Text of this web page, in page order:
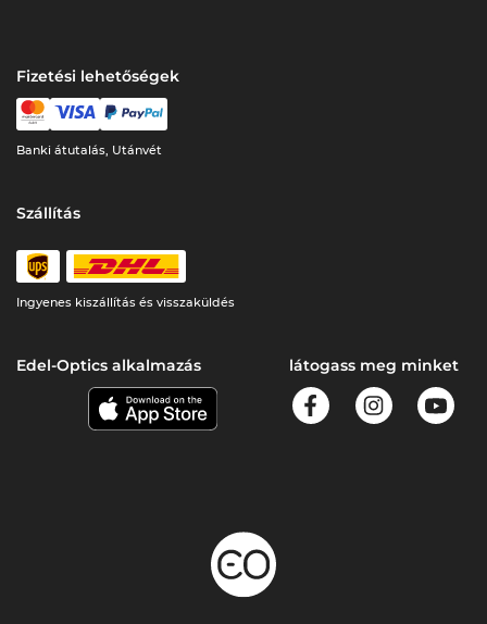
Fizetési lehetőségek
Banki átutalás, Utánvét
Szállítás
Ingyenes kiszállítás és visszaküldés
Edel-Optics alkalmazás látogass meg minket